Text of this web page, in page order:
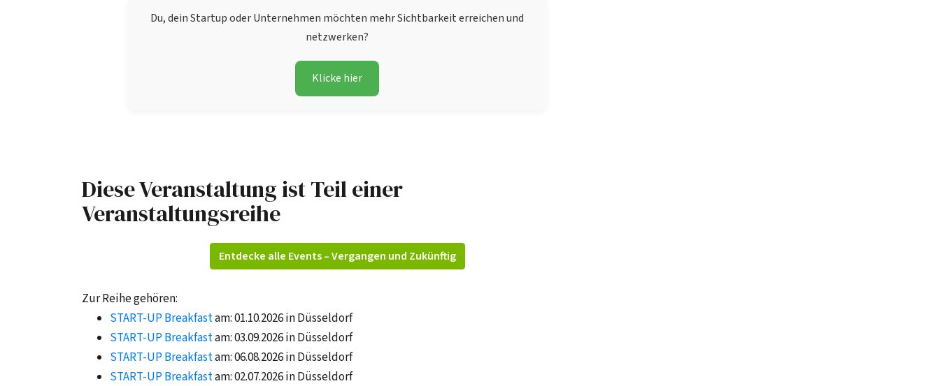
Du, dein Startup oder Unternehmen möchten mehr Sichtbarkeit erreichen und
netzwerken?
Klicke hier
Diese Veranstaltung ist Teil einer
Veranstaltungsreihe
Entdecke alle Events – Vergangen und Zukünftig
Zur Reihe gehören:
START-UP Breakfastam: 01.10.2026 in Düsseldorf
START-UP Breakfastam: 03.09.2026 in Düsseldorf
START-UP Breakfastam: 06.08.2026 in Düsseldorf
START-UP Breakfastam: 02.07.2026 in Düsseldorf